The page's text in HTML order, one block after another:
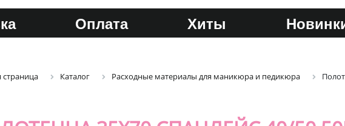
Оплата Хиты
страница Каталог Расходные материалы для маникюра и педикюра